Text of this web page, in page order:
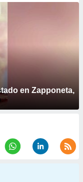
en Zapponeta,